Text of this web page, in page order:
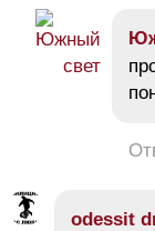
odessit